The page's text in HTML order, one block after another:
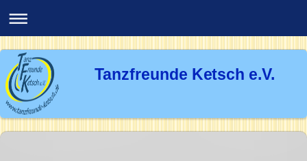
Tanzfreunde Ketsch e.V.